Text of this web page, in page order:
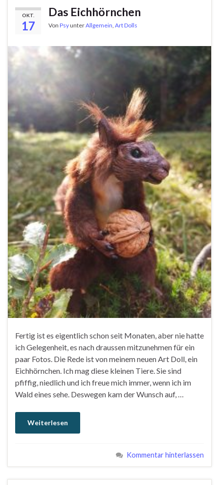
OKT.
17
Das Eichhörnchen
Von PsyunterAllgemein, Art Dolls
Fertig ist es eigentlich schon seit Monaten, aber nie hatte
ich Gelegenheit, es nach draussen mitzunehmen für ein
paar Fotos. Die Rede ist von meinem neuen Art Doll, ein
Eichhörnchen. Ich mag diese kleinen Tiere. Sie sind
pfiffig, niedlich und ich freue mich immer, wenn ich im
Wald eines sehe. Deswegen kam der Wunsch auf, …
Weiterlesen
Kommentar hinterlassen